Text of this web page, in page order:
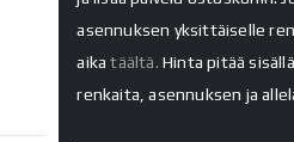
asennuksen yksittäiselle
aikatäältä. Hinta pitää
renkaita, asennuksen ja